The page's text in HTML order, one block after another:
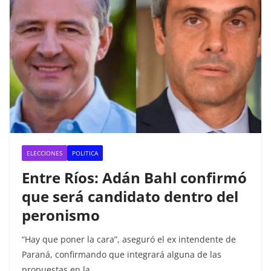
ELECCIONES POLITICA
Entre Ríos: Adán Bahl confirmó
que será candidato dentro del
peronismo
“Hay que poner la cara”, aseguró el ex intendente de
Paraná, confirmando que integrará alguna de las